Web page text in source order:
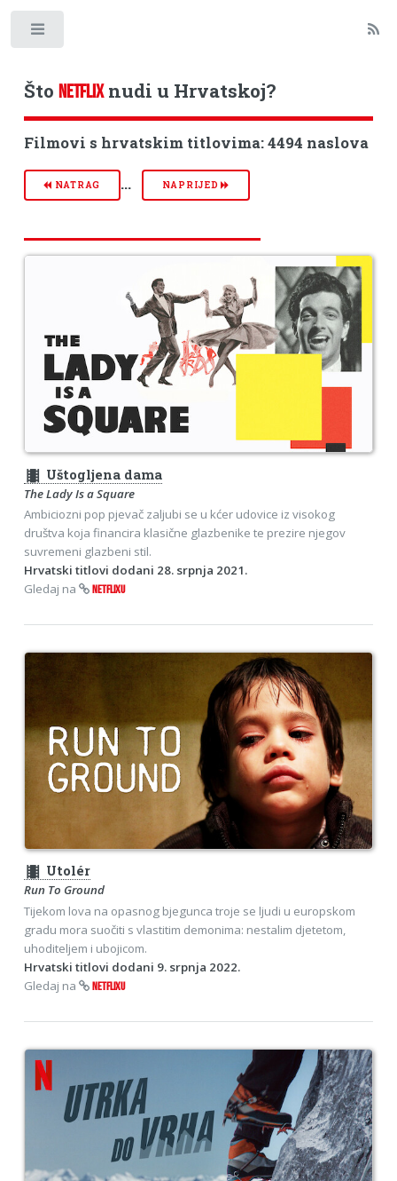
Što NETFLIXnudi u Hrvatskoj?
Filmovi s hrvatskim titlovima: 4494 naslova
NATRAG ... NAPRIJED
theaters Uštogljena dama
The Lady Is a Square
Ambiciozni pop pjevač zaljubi se u kćer udovice iz visokog
društva koja financira klasične glazbenike te prezire njegov
suvremeni glazbeni stil.
Hrvatski titlovi dodani 28. srpnja 2021.
Gledaj na
NETFLIXU
theaters Utolér
Run To Ground
Tijekom lova na opasnog bjegunca troje se ljudi u europskom
gradu mora suočiti s vlastitim demonima: nestalim djetetom,
uhoditeljem i ubojicom.
Hrvatski titlovi dodani 9. srpnja 2022.
Gledaj na
NETFLIXU